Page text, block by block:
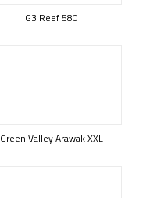
G3 Reef 580
Green Valley Arawak XXL